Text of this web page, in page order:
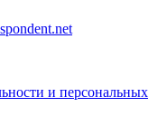
и персональных